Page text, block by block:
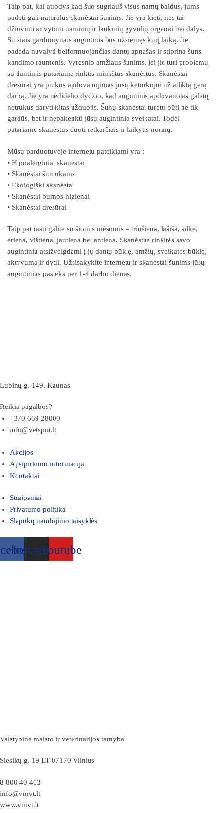
Taip pat, kai atrodys kad šuo sugriauš visus namų baldus, jums
padėti gali natūralūs skanėstai šunims. Jie yra kieti, nes tai
džiovinti ar vytinti naminių ir laukinių gyvulių organai bei dalys.
Su šiais gardumynais augintinis bus užsiėmęs kurį laiką. Jie
padeda nuvalyti beiformuojančias dantų apnašas ir stiprina šuns
kandimo raumenis. Vyresnio amžiaus šunims, jei jie turi problemų
su dantimis patariame rinktis minkštus skanėstus. Skanėstai
dresūrai yra puikus apdovanojimas jūsų keturkojui už atliktą gerą
darbą. Jie yra nedidelio dydžio, kad augintinis apdovanotas galėtų
netrukus daryti kitas užduotis. Šunų skanėstai turėtų būti ne tik
gardūs, bet ir nepakenkti jūsų augintinio sveikatai. Todėl
patariame skanėstus duoti retkarčiais ir laikytis normų.
Mūsų parduotuvėje internetu pateikiami yra :
• Hipoalerginiai skanėstai
• Skanėstai šuniukams
• Ekologiški skanėstai
• Skanėstai burnos higienai
• Skanėstai dresūrai
Taip pat rasti galite su šiomis mėsomis – triušiena, lašiša, silke,
ėriena, vištiena, jautiena bei antiena. Skanėstus rinkitės savo
augintiniu atsižvelgdami į jų dantų būklę, amžių, sveikatos būklę,
aktyvumą ir dydį. Užsisakykite internetu ir skanėstai šunims jūsų
augintinius pasieks per 1-4 darbo dienas.
Lubinų g. 149, Kaunas
Reikia pagalbos?
+370 669 28000
info@vetspot.lt
Akcijos
Apsipirkimo informacija
Kontaktai
Straipsniai
Privatumo politika
Slapukų naudojimo taisyklės
InstagramYoutube
Valstybinė maisto ir veterinarijos tarnyba
Siesikų g. 19 LT-07170 Vilnius
8 800 40 403
info@vmvt.lt
www.vmvt.lt